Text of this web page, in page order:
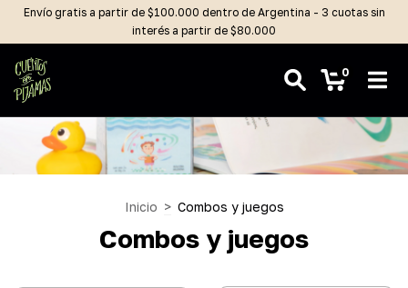
Envío gratis a partir de $100.000 dentro de Argentina - 3 cuotas sin
interés a partir de $80.000
0
Inicio > Combos y juegos
Combos y juegos